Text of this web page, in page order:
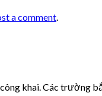
a comment.
khai.Các trường